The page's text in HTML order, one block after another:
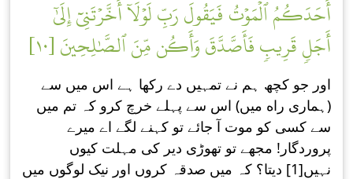
أَحَدَكُمُ ٱلۡمَوۡتُ فَيَقُولَ رَبِّ لَوۡلَآ أَخَّرۡتَنِيٓ إِلَىٰٓ
أَجَلٖ قَرِيبٖ فَأَصَّدَّقَ وَأَكُن مِّنَ ٱلصَّٰلِحِينَ [١٠]
اور جو کچھ ہم نے تمہیں دے رکھا ہے اس میں سے
(ہماری راه میں) اس سے پہلے خرچ کرو کہ تم میں
سے کسی کو موت آ جائے تو کہنے لگے اے میرے
پروردگار! مجھے تو تھوڑی دیر کی مہلت کیوں
نہیں[1] دیتا؟ کہ میں صدقہ کروں اور نیک لوگوں میں